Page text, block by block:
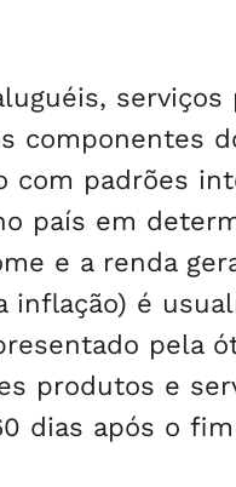
componentes
com padrões
país em
e a renda
inflação) é
pela
produtos e
dias após o